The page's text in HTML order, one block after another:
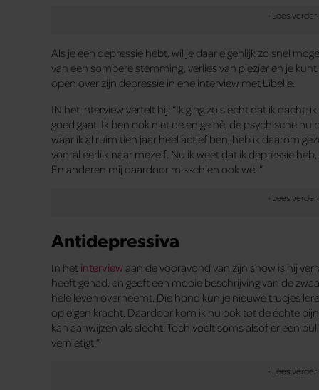
Als je een depressie hebt, wil je daar eigenlijk zo snel
van een sombere stemming, verlies van plezier en je
open over zijn depressie in ene interview met Libelle.
IN het interview vertelt hij: “Ik ging zo slecht dat ik
goed gaat. Ik ben ook niet de enige hè, de psychische
waar ik al ruim tien jaar heel actief ben, heb ik daarom
vooral eerlijk naar mezelf. Nu ik weet dat ik depressie
En anderen mij daardoor misschien ook wel.”
Antidepressiva
In het interview aan de vooravond van zijn show is hij
heeft gehad, en geeft een mooie beschrijving van de
hele leven overneemt. Die hond kun je nieuwe trucjes
op eigen kracht. Daardoor kom ik nu ook tot de échte
kan aanwijzen als slecht. Toch voelt soms alsof er een
vernietigt.”